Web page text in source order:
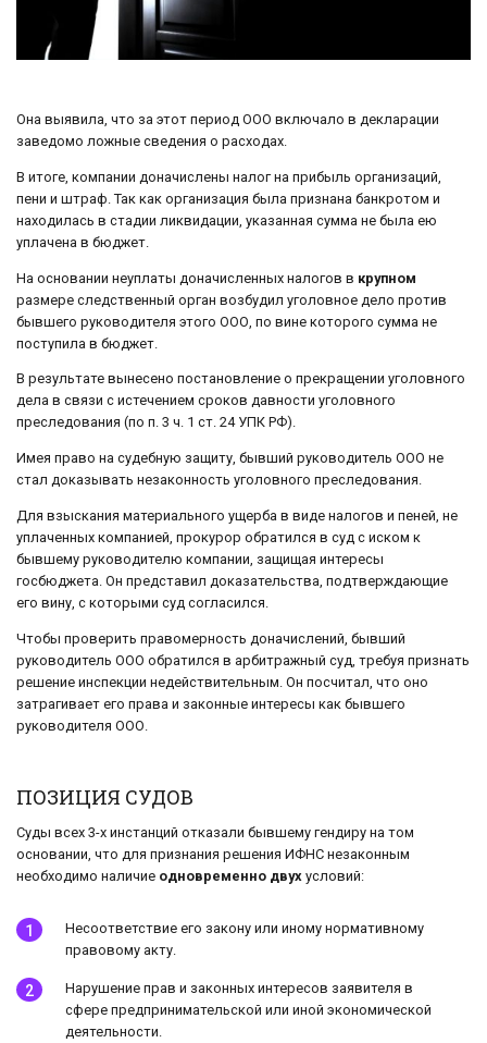
Она выявила, что за этот период ООО включало в декларации
заведомо ложные сведения о расходах.
В итоге, компании доначислены налог на прибыль организаций,
пени и штраф. Так как организация была признана банкротом и
находилась в стадии ликвидации, указанная сумма не была ею
уплачена в бюджет.
На основании неуплаты доначисленных налогов в крупном
размере следственный орган возбудил уголовное дело против
бывшего руководителя этого ООО, по вине которого сумма не
поступила в бюджет.
В результате вынесено постановление о прекращении уголовного
дела в связи с истечением сроков давности уголовного
преследования (по п. 3 ч. 1 ст. 24 УПК РФ).
Имея право на судебную защиту, бывший руководитель ООО не
стал доказывать незаконность уголовного преследования.
Для взыскания материального ущерба в виде налогов и пеней, не
уплаченных компанией, прокурор обратился в суд с иском к
бывшему руководителю компании, защищая интересы
госбюджета. Он представил доказательства, подтверждающие
его вину, с которыми суд согласился.
Чтобы проверить правомерность доначислений, бывший
руководитель ООО обратился в арбитражный суд, требуя признать
решение инспекции недействительным. Он посчитал, что оно
затрагивает его права и законные интересы как бывшего
руководителя ООО.
ПОЗИЦИЯ СУДОВ
Суды всех 3-х инстанций отказали бывшему гендиру на том
основании, что для признания решения ИФНС незаконным
необходимо наличие одновременно двух условий:
Несоответствие его закону или иному нормативному
правовому акту.
Нарушение прав и законных интересов заявителя в
сфере предпринимательской или иной экономической
деятельности.